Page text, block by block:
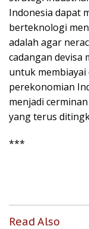
Indonesia dapat
berteknologi
adalah agar
cadangan devisa
untuk
perekonomian
menjadi
yang terus
***
Read Also